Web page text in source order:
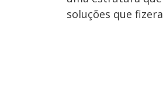
soluções que